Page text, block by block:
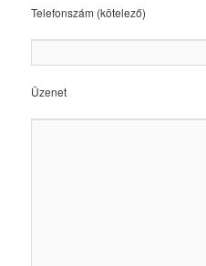
Telefonszám (kötelező)
Üzenet